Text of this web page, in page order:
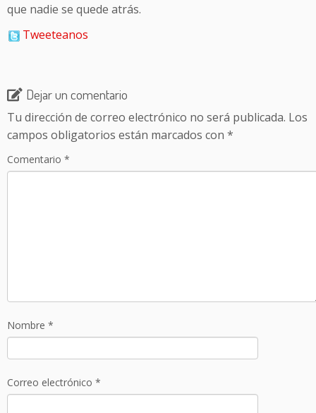
que nadie se quede atrás.
Tweeteanos
Dejar un comentario
Tu dirección de correo electrónico no será publicada. Los
campos obligatorios están marcados con *
Comentario *
Nombre *
Correo electrónico *